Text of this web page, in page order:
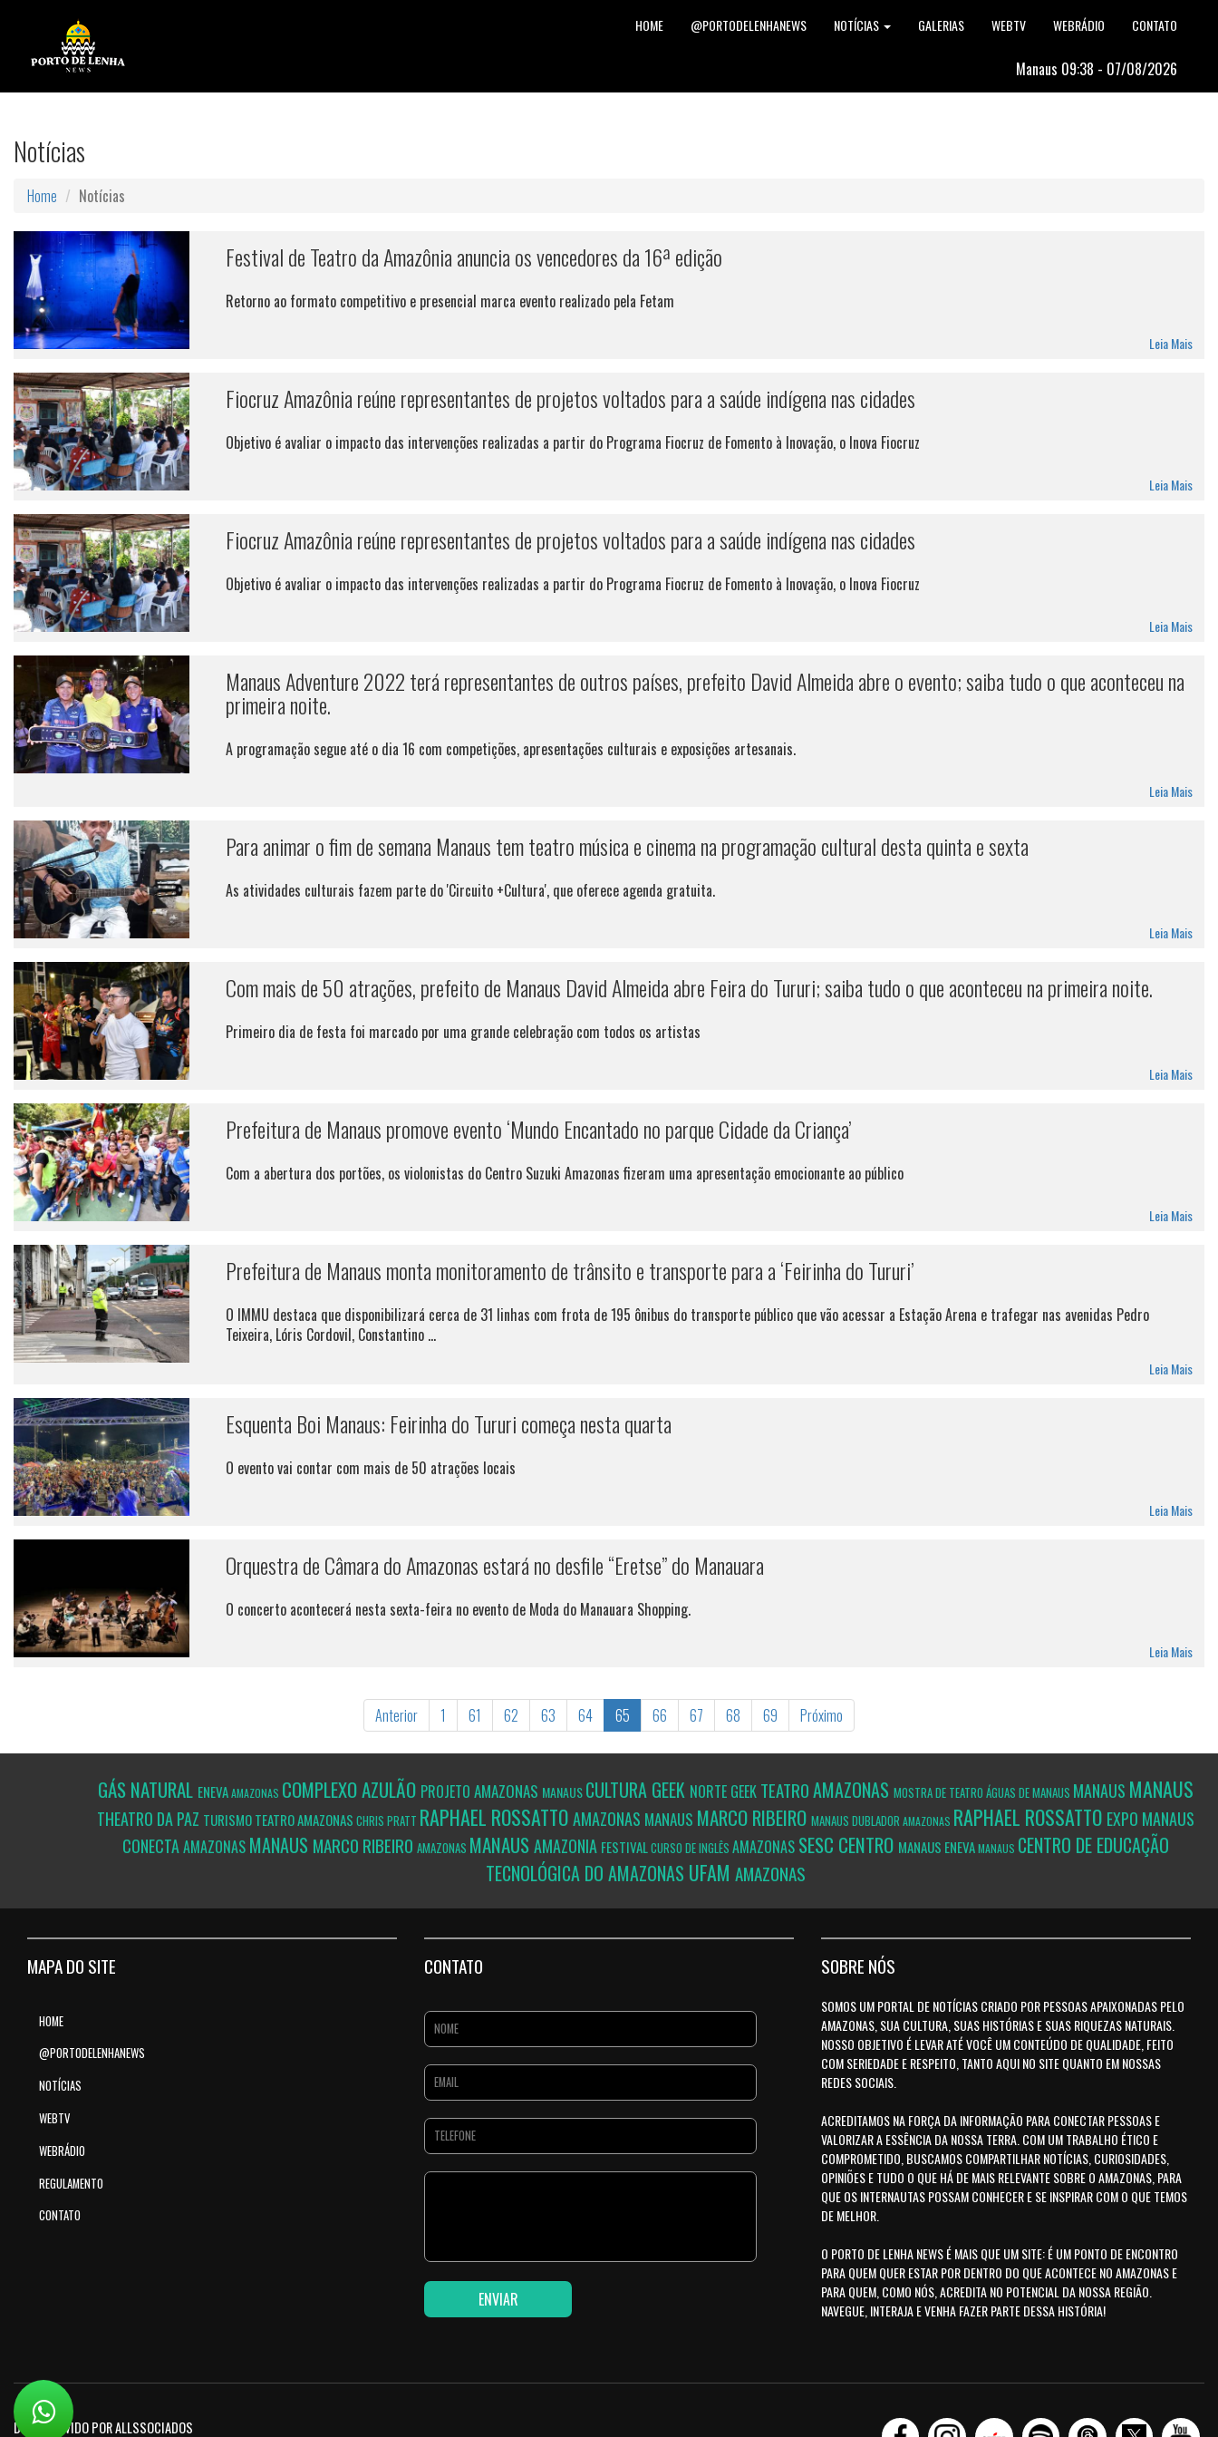
HOME @PORTODELENHANEWS NOTÍCIAS GALERIAS WEBTV WEBRÁDIO CONTATO
Manaus 09:38 - 07/08/2026
Notícias
Home Notícias
Festival de Teatro da Amazônia anuncia os vencedores da 16ª edição
Retorno ao formato competitivo e presencial marca evento realizado pela Fetam
Leia Mais
Fiocruz Amazônia reúne representantes de projetos voltados para a saúde indígena nas cidades
Objetivo é avaliar o impacto das intervenções realizadas a partir do Programa Fiocruz de Fomento à Inovação, o Inova Fiocruz
Leia Mais
Fiocruz Amazônia reúne representantes de projetos voltados para a saúde indígena nas cidades
Objetivo é avaliar o impacto das intervenções realizadas a partir do Programa Fiocruz de Fomento à Inovação, o Inova Fiocruz
Leia Mais
Manaus Adventure 2022 terá representantes de outros países, prefeito David Almeida abre o evento; saiba tudo o que aconteceu na
primeira noite.
A programação segue até o dia 16 com competições, apresentações culturais e exposições artesanais.
Leia Mais
Para animar o fim de semana Manaus tem teatro música e cinema na programação cultural desta quinta e sexta
As atividades culturais fazem parte do 'Circuito +Cultura', que oferece agenda gratuita.
Leia Mais
Com mais de 50 atrações, prefeito de Manaus David Almeida abre Feira do Tururi; saiba tudo o que aconteceu na primeira noite.
Primeiro dia de festa foi marcado por uma grande celebração com todos os artistas
Leia Mais
Prefeitura de Manaus promove evento ‘Mundo Encantado no parque Cidade da Criança’
Com a abertura dos portões, os violonistas do Centro Suzuki Amazonas fizeram uma apresentação emocionante ao público
Leia Mais
Prefeitura de Manaus monta monitoramento de trânsito e transporte para a ‘Feirinha do Tururi’
O IMMU destaca que disponibilizará cerca de 31 linhas com frota de 195 ônibus do transporte público que vão acessar a Estação Arena e trafegar nas avenidas Pedro
Teixeira, Lóris Cordovil, Constantino ...
Leia Mais
Esquenta Boi Manaus: Feirinha do Tururi começa nesta quarta
O evento vai contar com mais de 50 atrações locais
Leia Mais
Orquestra de Câmara do Amazonas estará no desfile “Eretse” do Manauara
O concerto acontecerá nesta sexta-feira no evento de Moda do Manauara Shopping.
Leia Mais
Anterior 1 61 62 63 64 65 66 67 68 69 Próximo
GÁS NATURAL ENEVAAMAZONAS COMPLEXO AZULÃO PROJETO AMAZONAS MANAUSCULTURA GEEK NORTE GEEK TEATROAMAZONAS MOSTRA DE TEATRO ÁGUAS DE MANAUS MANAUS MANAUS
THEATRO DA PAZ TURISMOTEATRO AMAZONAS CHRIS PRATT RAPHAEL ROSSATTOAMAZONAS MANAUS MARCO RIBEIRO MANAUS DUBLADOR AMAZONAS RAPHAEL ROSSATTO EXPO MANAUS
CONECTAAMAZONAS MANAUS MARCO RIBEIRO AMAZONAS MANAUSAMAZONIA FESTIVALCURSO DE INGLÊS AMAZONAS SESC CENTRO MANAUS ENEVAMANAUS CENTRO DE EDUCAÇÃO
TECNOLÓGICA DO AMAZONAS UFAM AMAZONAS
MAPA DO SITE
HOME
@PORTODELENHANEWS
NOTÍCIAS
WEBTV
WEBRÁDIO
REGULAMENTO
CONTATO
CONTATO SOBRE NÓS
SOMOS UM PORTAL DE NOTÍCIAS CRIADO POR PESSOAS APAIXONADAS PELO
AMAZONAS, SUA CULTURA, SUAS HISTÓRIAS E SUAS RIQUEZAS NATURAIS.
NOSSO OBJETIVO É LEVAR ATÉ VOCÊ UM CONTEÚDO DE QUALIDADE, FEITO
COM SERIEDADE E RESPEITO, TANTO AQUI NO SITE QUANTO EM NOSSAS
REDES SOCIAIS.
ACREDITAMOS NA FORÇA DA INFORMAÇÃO PARA CONECTAR PESSOAS E
VALORIZAR A ESSÊNCIA DA NOSSA TERRA. COM UM TRABALHO ÉTICO E
COMPROMETIDO, BUSCAMOS COMPARTILHAR NOTÍCIAS, CURIOSIDADES,
OPINIÕES E TUDO O QUE HÁ DE MAIS RELEVANTE SOBRE O AMAZONAS, PARA
QUE OS INTERNAUTAS POSSAM CONHECER E SE INSPIRAR COM O QUE TEMOS
DE MELHOR.
O PORTO DE LENHA NEWS É MAIS QUE UM SITE: É UM PONTO DE ENCONTRO
PARA QUEM QUER ESTAR POR DENTRO DO QUE ACONTECE NO AMAZONAS E
PARA QUEM, COMO NÓS, ACREDITA NO POTENCIAL DA NOSSA REGIÃO.
NAVEGUE, INTERAJA E VENHA FAZER PARTE DESSA HISTÓRIA!
DESENVOLVIDO POR ALLSSOCIADOS